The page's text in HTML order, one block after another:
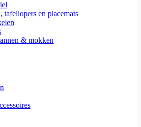
tafellopers en placemats
& mokken